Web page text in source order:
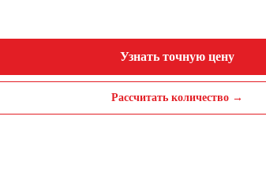
Узнать точную цену
Рассчитать количество →